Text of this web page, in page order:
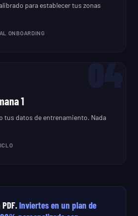
para establecer tus zonas
ONBOARDING
04
1
tus datos de entrenamiento. Nada
Inviertes en un plan de